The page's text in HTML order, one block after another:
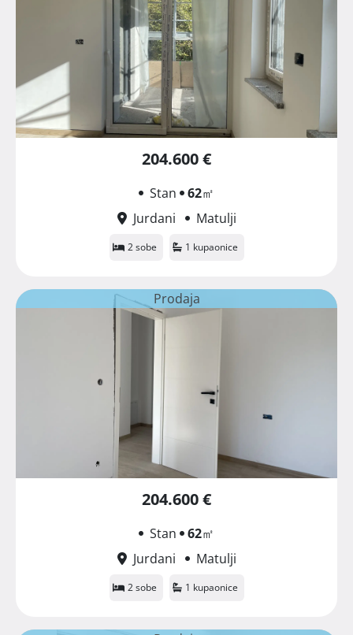
204.600 €
Stan 62㎡
Jurdani
Matulji
2 sobe 1 kupaonice
Prodaja
204.600 €
Stan 62㎡
Jurdani
Matulji
2 sobe 1 kupaonice